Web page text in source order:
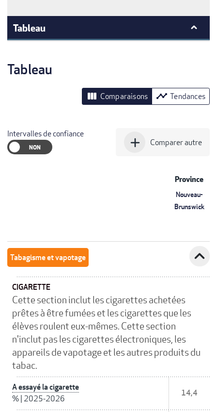
Tableau
Tableau
view_column Comparaisons timeline Tendances
Intervalles de confiance
add Comparer autre
Province
Nouveau-
Brunswick
Tabagisme et vapotage expand_less
CIGARETTE
Cette section inclut les cigarettes achetées
prêtes à être fumées et les cigarettes que les
élèves roulent eux-mêmes. Cette section
n'inclut pas les cigarettes électroniques, les
appareils de vapotage et les autres produits du
tabac.
A essayé la cigarette
% 2025-2026
14,4